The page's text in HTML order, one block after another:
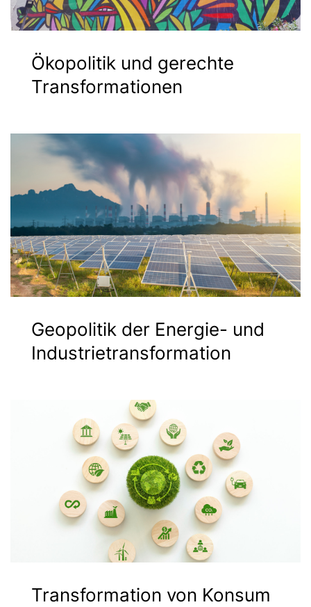
Ökopolitik und gerechte
Transformationen
Geopolitik der Energie- und
Industrietransformation
Transformation von Konsum